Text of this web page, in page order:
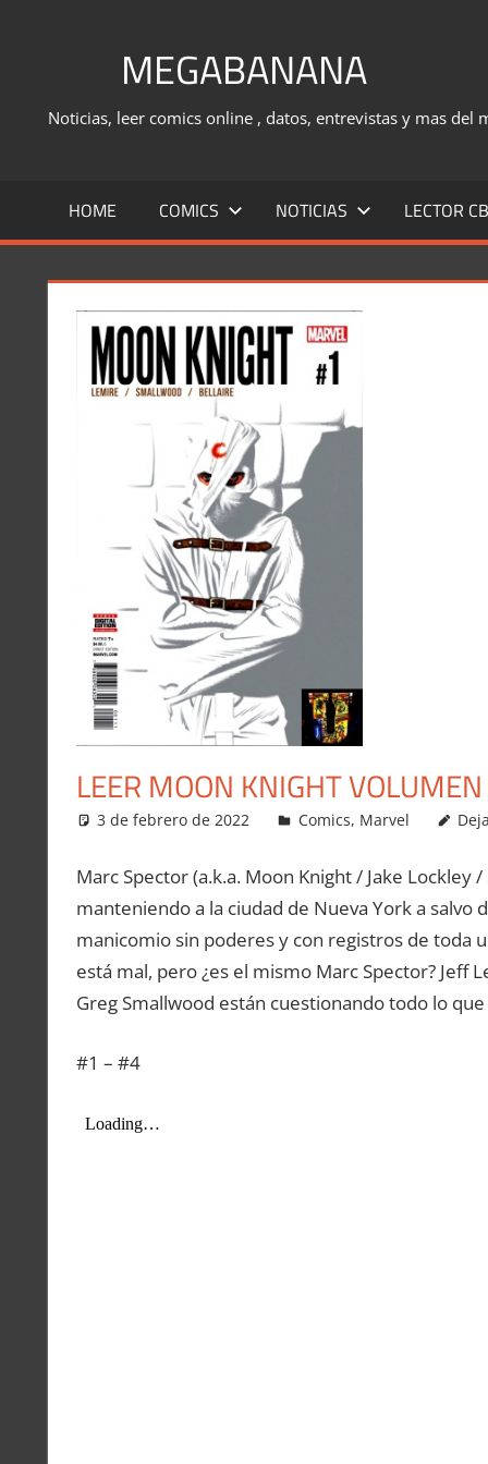
MEGABANANA
Noticias, leer comics online , datos, entrevistas y mas del
HOME COMICS NOTICIAS LECTOR
LEER MOON KNIGHT
3 de febrero de 2022 Carlitox Banana
Comics, Marvel
Marc Spector (a.k.a. Moon Knight / Jake
manteniendo a la ciudad de Nueva York a salvo
manicomio sin poderes y con registros de toda
está mal, pero ¿es el mismo Marc Spector? Jeff
Greg Smallwood están cuestionando todo lo
#1 – #4